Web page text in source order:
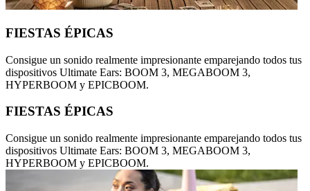
FIESTAS ÉPICAS
Consigue un sonido realmente impresionante emparejando todos tus
dispositivos Ultimate Ears: BOOM 3, MEGABOOM 3,
HYPERBOOM y EPICBOOM.
FIESTAS ÉPICAS
Consigue un sonido realmente impresionante emparejando todos tus
dispositivos Ultimate Ears: BOOM 3, MEGABOOM 3,
HYPERBOOM y EPICBOOM.